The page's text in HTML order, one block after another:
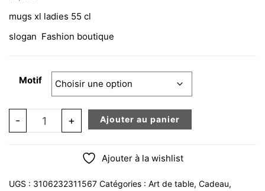
mugs xl ladies 55 cl
slogan Fashion boutique
Motif
- quantité de MUG LADIES XL 55 cl fashion unique noir
+ Ajouter au panier
Ajouter à la wishlist
UGS : 3106232311567 Catégories : Art de table, Cadeau,